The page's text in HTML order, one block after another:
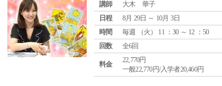
講師
大木 華子
日程
8月 29日 ～ 10月 3日
時間
毎週 （火 ） 11 ：30 ～ 12 ：50
回数
全6回
料金
22,770円
一般22,770円/入学者20,460円